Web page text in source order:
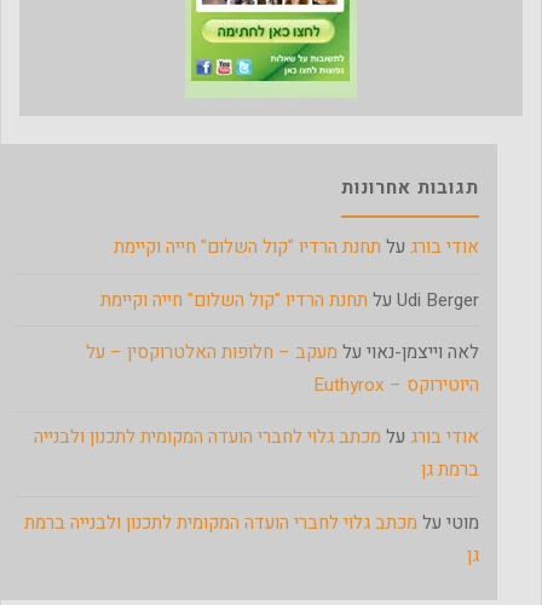
תגובות אחרונות
אודי בורג על תחנת הרדיו "קול השלום" חייה וקיימת
Udi Berger על תחנת הרדיו "קול השלום" חייה וקיימת
לאה וייצמן-נאוי על מעקב – חלופות האלטרוקסין – על
היוטירוקס – Euthyrox
אודי בורג על מכתב גלוי לחברי הועדה המקומית לתכנון ולבנייה
ברמת גן
מוטי על מכתב גלוי לחברי הועדה המקומית לתכנון ולבנייה ברמת
גן